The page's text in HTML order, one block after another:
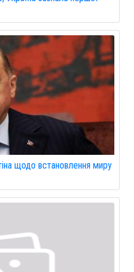
щодо встановлення миру